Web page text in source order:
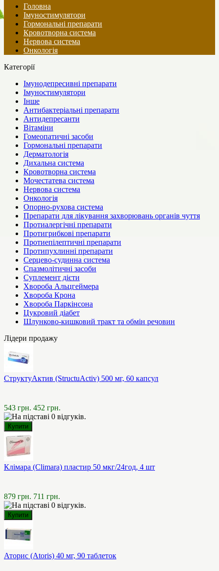
Головна
Імуностимулятори
Гормональні препарати
Кровотворна система
Нервова система
Онкологія
Категорії
Імунодепресивні препарати
Імуностимулятори
Інше
Антибактеріальні препарати
Антидепресанти
Вітаміни
Гомеопатичні засоби
Гормональні препарати
Дерматологія
Дихальна система
Кровотворна система
Мочестатева система
Нервова система
Онкологія
Опорно-рухова система
Препарати для лікування захворювань органів чуття
Протиалергічні препарати
Протигрибкові препарати
Протиепілептичні препарати
Протипухлинні препарати
Серцево-судинна система
Спазмолітичні засоби
Суплемент дієти
Хвороба Альцгеймера
Хвороба Крона
Хвороба Паркінсона
Цукровий діабет
Шлунково-кишковий тракт та обмін речовин
Лідери продажу
СтруктуАктив (StructuActiv) 500 мг, 60 капсул
543 грн. 452 грн.
Клімара (Climara) пластир 50 мкг/24год, 4 шт
879 грн. 711 грн.
Аторис (Atoris) 40 мг, 90 таблеток